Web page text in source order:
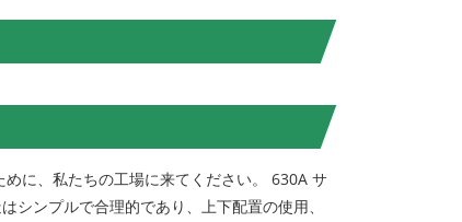
に、私たちの工場に来てください。 630A サ
シンプルで合理的であり、上下配置の使用、